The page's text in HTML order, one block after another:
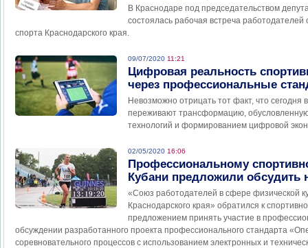
В Краснодаре под председательством
состоялась рабочая встреча
спорта Краснодарского края.
09/07/2020 11:21
Цифровая реальность
через профессиональные
Невозможно отрицать тот факт, что сегодня
переживают трансформацию,
технологий и формированием цифровой
02/05/2020 16:06
Профессиональному
Кубани предложили обсудить
«Союз работодателей в сфере физической
Краснодарского края» обратился к
предложением принять участие в
обсуждении разработанного проекта профессионального стандарта
соревновательного процессов с использованием электронных и